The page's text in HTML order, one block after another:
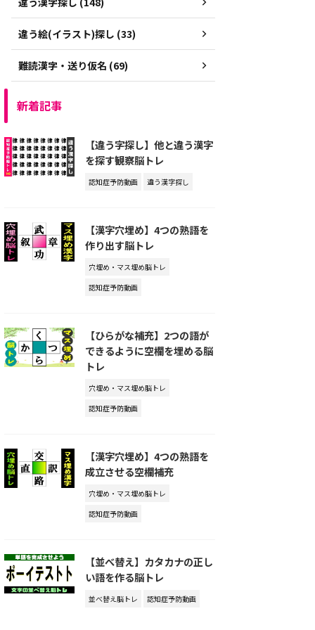
違う絵(イラスト)探し (33)
難読漢字・送り仮名 (69)
新着記事
【違う字探し】他と違う漢字
を探す観察脳トレ
認知症予防動画 違う漢字探し
【漢字穴埋め】4つの熟語を
作り出す脳トレ
穴埋め・マス埋め脳トレ
認知症予防動画
【ひらがな補充】2つの語が
できるように空欄を埋める脳
トレ
穴埋め・マス埋め脳トレ
認知症予防動画
【漢字穴埋め】4つの熟語を
成立させる空欄補充
穴埋め・マス埋め脳トレ
認知症予防動画
【並べ替え】カタカナの正し
い語を作る脳トレ
並べ替え脳トレ 認知症予防動画